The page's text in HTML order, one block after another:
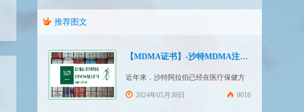
推荐图文
【MDMA证书】-沙特MDMA注册快速下证
近年来，沙特阿拉伯已经在医疗保健方
面投入大量资金并将继续增加支出，这
2024年05月30日 9016